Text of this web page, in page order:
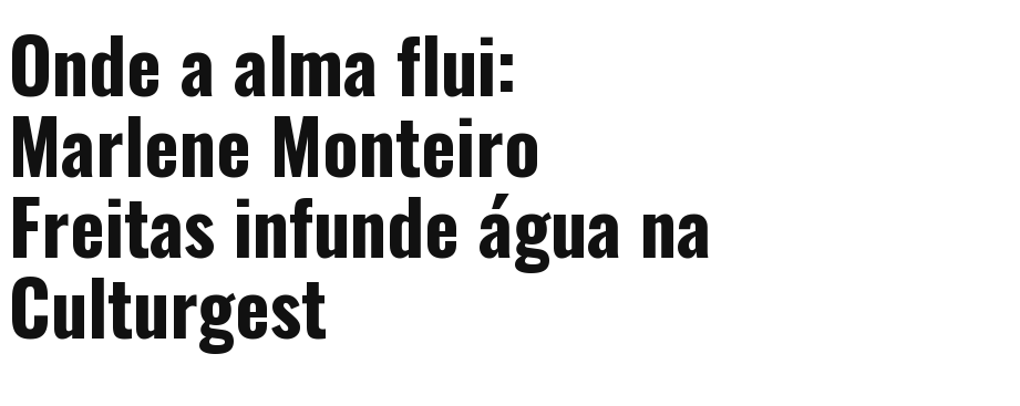
Onde a alma flui:
Marlene Monteiro
Freitas infunde água na
Culturgest